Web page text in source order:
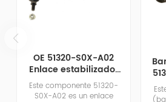
OE 51320-S0X-A02
Enlace estabilizador
de calidad para
Honda Chrysler
Este componente 51320-
S0X-A02 es un enlace